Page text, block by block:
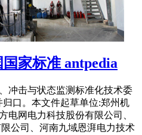
家标准 antpedia
冲击与状态监测标准化技术委
归口。本文件起草单位:郑州机
电网电力科技股份有限公司、
公司、河南九域恩湃电力技术